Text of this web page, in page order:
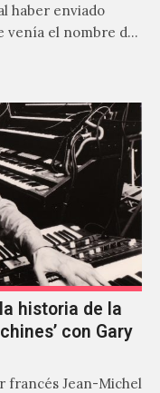
haber enviado
venía el nombre de
historia de la
con Gary
francés Jean-Michel